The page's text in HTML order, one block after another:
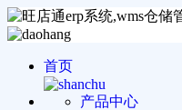
首页
产品中心